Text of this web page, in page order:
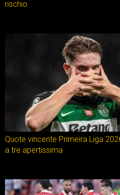
rischio
Quote vincente Primeira Liga
a tre apertissima